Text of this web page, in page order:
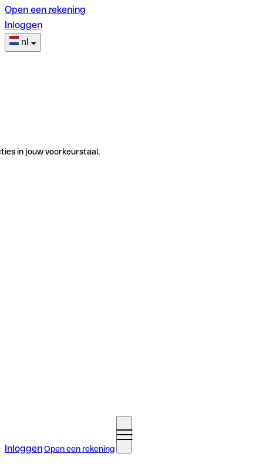
Open een rekening
Inloggen
nl
in jouw voorkeurstaal.
InloggenOpen een rekening